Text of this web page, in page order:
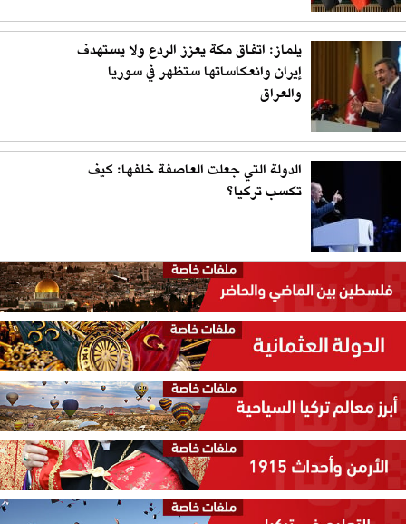
يلماز: اتفاق مكة يعزز الردع ولا يستهدف
إيران وانعكاساتها ستظهر في سوريا
والعراق
الدولة التي جعلت العاصفة خلفها: كيف
تكسب تركيا؟